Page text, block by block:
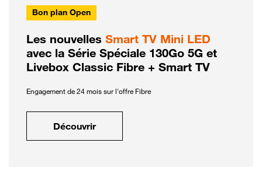
Bon plan Open
Les nouvelles Smart TV Mini LED
avec la Série Spéciale 130Go 5G et
Livebox Classic Fibre + Smart TV
Engagement de 24 mois sur l'offre Fibre
Découvrir